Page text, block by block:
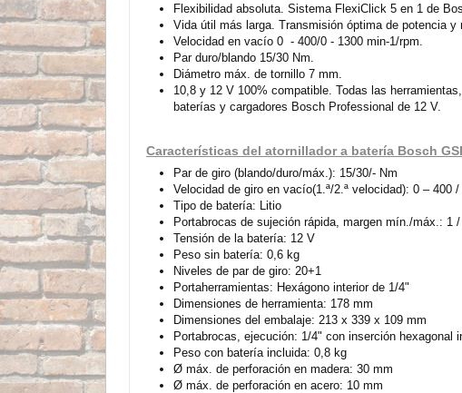
Flexibilidad absoluta. Sistema FlexiClick 5 en 1 de
Vida útil más larga. Transmisión óptima de potencia
Velocidad en vacío 0 - 400/0 - 1300 min-1/rpm.
Par duro/blando 15/30 Nm.
Diámetro máx. de tornillo 7 mm.
10,8 y 12 V 100% compatible. Todas las
baterías y cargadores Bosch Professional de 12 V.
Características del atornillador a batería Bosch
Par de giro (blando/duro/máx.): 15/30/- Nm
Velocidad de giro en vacío(1.ª/2.ª velocidad): 0 – 400
Tipo de batería: Litio
Portabrocas de sujeción rápida, margen mín./máx.: 1
Tensión de la batería: 12 V
Peso sin batería: 0,6 kg
Niveles de par de giro: 20+1
Portaherramientas: Hexágono interior de 1/4"
Dimensiones de herramienta: 178 mm
Dimensiones del embalaje: 213 x 339 x 109 mm
Portabrocas, ejecución: 1/4" con inserción hexagonal
Peso con batería incluida: 0,8 kg
Ø máx. de perforación en madera: 30 mm
Ø máx. de perforación en acero: 10 mm